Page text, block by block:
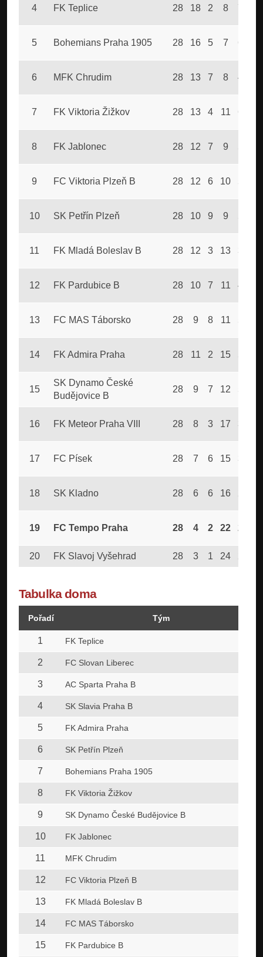
4 FK Teplice 28 18 2 8 71
5 Bohemians Praha 1905 28 16 5 7 68
6 MFK Chrudim 28 13 7 8 43
7 FK Viktoria Žižkov 28 13 4 11 64
8 FK Jablonec 28 12 7 9
9 FC Viktoria Plzeň B 28 12 6 10
10 SK Petřín Plzeň 28 10 9 9
11 FK Mladá Boleslav B 28 12 3 13 37
12 FK Pardubice B 28 10 7 11 48
13 FC MAS Táborsko 28 9 8 11
14 FK Admira Praha 28 11 2 15
15
SK Dynamo České
Budějovice B
28 9 7 12
16 FK Meteor Praha VIII 28 8 3 17 39
17 FC Písek 28 7 6 15 39
18 SK Kladno 28 6 6 16
19 FC Tempo Praha 28 4 2 22 20
20 FK Slavoj Vyšehrad 28 3 1 24
Tabulka doma
Pořadí Tým
1 FK Teplice
2 FC Slovan Liberec
3 AC Sparta Praha B
4 SK Slavia Praha B
5 FK Admira Praha
6 SK Petřín Plzeň
7 Bohemians Praha 1905
8 FK Viktoria Žižkov
9 SK Dynamo České Budějovice B
10 FK Jablonec
11 MFK Chrudim
12 FC Viktoria Plzeň B
13 FK Mladá Boleslav B
14 FC MAS Táborsko
15 FK Pardubice B